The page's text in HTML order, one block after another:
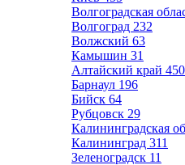
Волгоградская
Волгоград 232
Волжский 63
Камышин 31
Алтайский край 450
Барнаул 196
Бийск 64
Рубцовск 29
Калининградская
Калининград 311
Зеленоградск 11